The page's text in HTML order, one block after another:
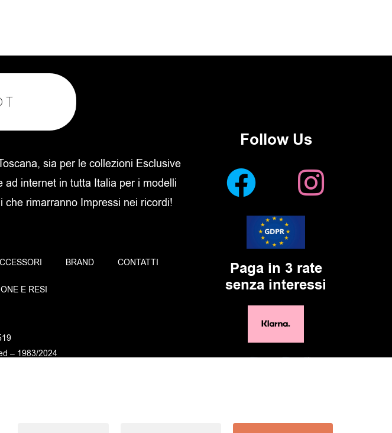
sia per le collezioni Esclusive
internet in tutta Italia per i modelli
rimarranno Impressi nei ricordi!
BRAND CONTATTI
E RESI
– 1983/2024
To You
Follow Us
Paga in 3 rate
senza interessi